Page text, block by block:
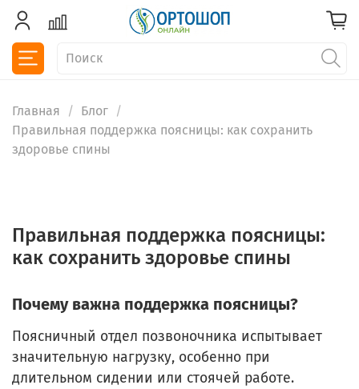
Главная
Блог
Правильная поддержка поясницы: как сохранить
здоровье спины
Правильная поддержка поясницы:
как сохранить здоровье спины
Почему важна поддержка поясницы?
Поясничный отдел позвоночника испытывает
значительную нагрузку, особенно при
длительном сидении или стоячей работе.